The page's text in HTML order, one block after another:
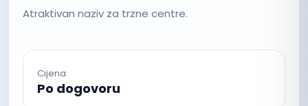
Atraktivan naziv za trzne centre.
Cijena
Po dogovoru